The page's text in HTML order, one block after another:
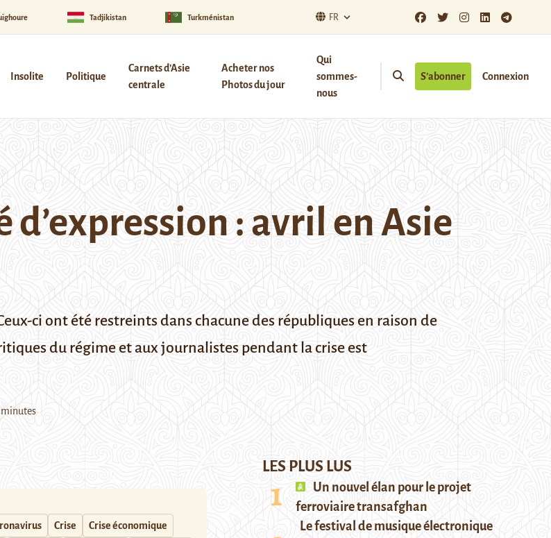
Tadjikistan Turkménistan FR
Insolite Politique
Carnets d’Asie
centrale
Acheter nos
Photos du jour
Qui
sommes-
nous
S’abonner Connexion
: avril en Asie
ci ont été restreints dans chacune des républiques en raison de
du régime et aux journalistes pendant la crise est
minutes
Crise Crise économique
LES PLUS LUS
Un nouvel élan pour le projet
ferroviaire transafghan
Le festival de musique électronique